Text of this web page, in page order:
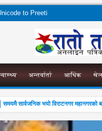
to Preeti
अन्तर्वार्ता आर्थिक
भयो विराटनगर महानगरको बजेट